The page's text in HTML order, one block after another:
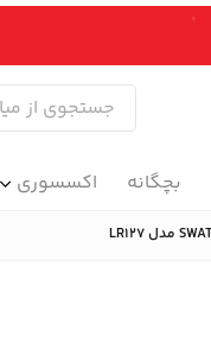
بچگانه اکسسوری